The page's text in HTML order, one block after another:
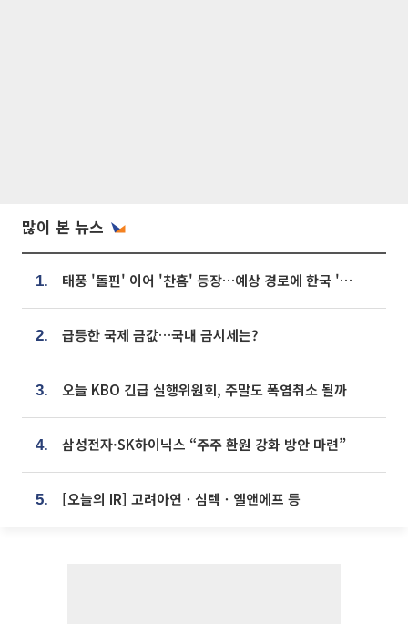
많이 본 뉴스
1. 태풍 '돌핀' 이어 '찬홈' 등장…예상 경로에 한국 '한숨'
2. 급등한 국제 금값…국내 금시세는?
3. 오늘 KBO 긴급 실행위원회, 주말도 폭염취소 될까
4. 삼성전자·SK하이닉스 “주주 환원 강화 방안 마련”
5. [오늘의 IR] 고려아연ㆍ심텍ㆍ엘앤에프 등